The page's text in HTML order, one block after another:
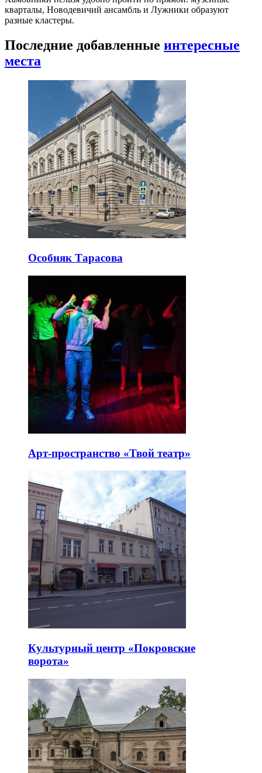
кварталы, Новодевичий ансамбль и Лужники образуют
разные кластеры.
Последние добавленные интересные
места
Особняк Тарасова
Арт-пространство «Твой театр»
Культурный центр «Покровские
ворота»